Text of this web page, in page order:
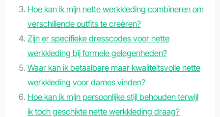
Hoe kan ik mijn nette werkkleding combineren om
verschillende outfits te creëren?
Zijn er specifieke dresscodes voor nette
werkkleding bij formele gelegenheden?
Waar kan ik betaalbare maar kwaliteitsvolle nette
werkkleding voor dames vinden?
Hoe kan ik mijn persoonlijke stijl behouden terwijl
ik toch geschikte nette werkkleding draag?